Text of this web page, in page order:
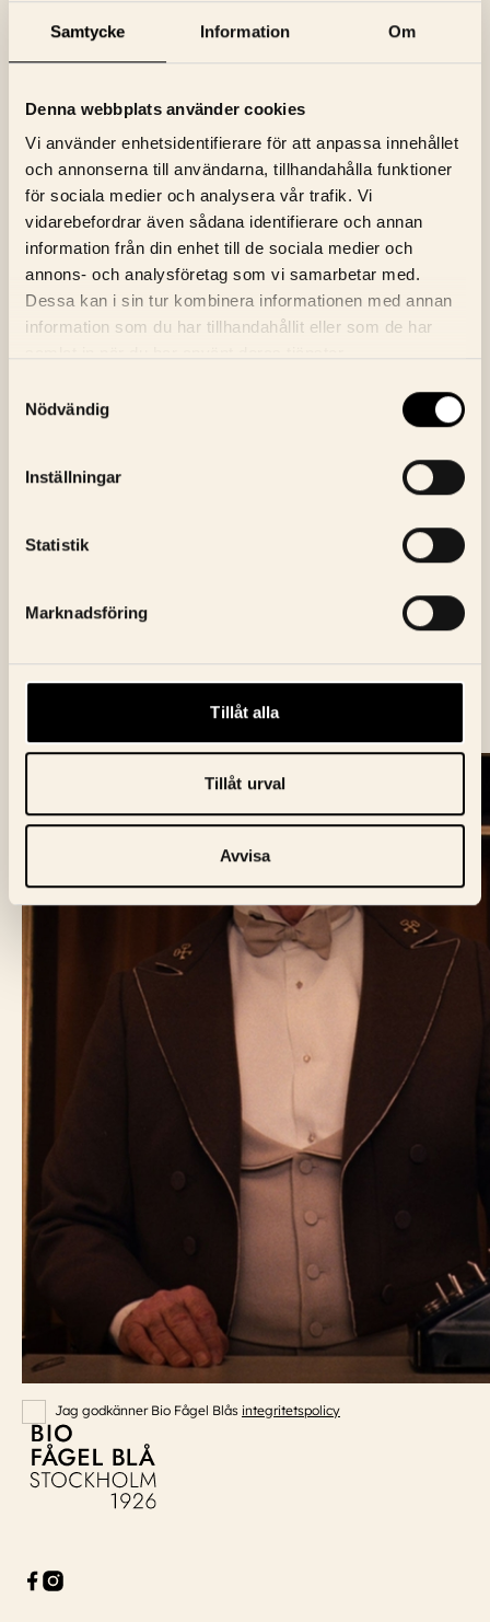
Samtycke Information Om
Denna webbplats använder cookies
Vi använder enhetsidentifierare för att anpassa innehållet
och annonserna till användarna, tillhandahålla funktioner
för sociala medier och analysera vår trafik. Vi
vidarebefordrar även sådana identifierare och annan
information från din enhet till de sociala medier och
annons- och analysföretag som vi samarbetar med.
Dessa kan i sin tur kombinera informationen med annan
information som du har tillhandahållit eller som de har
Nödvändig
Inställningar
Statistik
Marknadsföring
Tillåt alla
Tillåt urval
Avvisa
Söndag, 9 Augusti14:15
BIO FÅGEL BLÅ
Skeppargatan 60,
114 49 Stockholm
biljett@biofagelbla.se
Allmänt:
mail@biofagelbla.se
Event:
event@biofagelbla.se
ÖPPETTIDER
Biografen öppnar 30 min innan dagens första visning.
NYHETSBREV
E-Postaddress
Skicka
Jag godkänner Bio Fågel Blås integritetspolicy
Bio Fågel Blå
Facebook
Instagram